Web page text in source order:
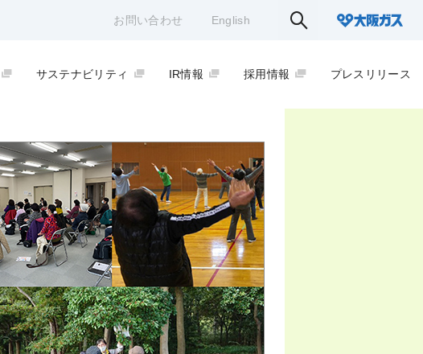
お問い合わせ English
サステナビリティ IR情報 採用情報 プレスリリース